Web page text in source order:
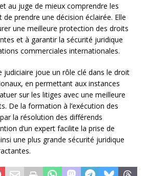
au juge de mieux comprendre les
prendre une décision éclairée. Elle
une meilleure protection des droits
et à garantir la sécurité juridique
commerciales internationales.
judiciaire joue un rôle clé dans le droit
en permettant aux instances
sur les litiges avec une meilleure
De la formation à l’exécution des
la résolution des différends
d’un expert facilite la prise de
une plus grande sécurité juridique